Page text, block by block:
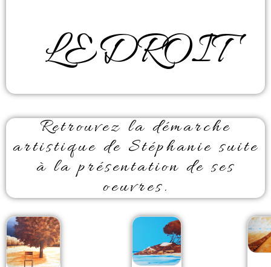
LEDROIT
Retrouvez la démarche
artistique de Stéphanie suite
à la présentation de ses
oeuvres.